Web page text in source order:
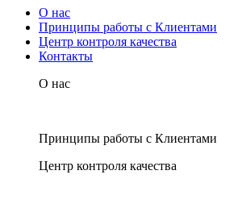
О нас
Принципы работы с Клиентами
Центр контроля качества
Контакты
О нас
Принципы работы с Клиентами
Центр контроля качества